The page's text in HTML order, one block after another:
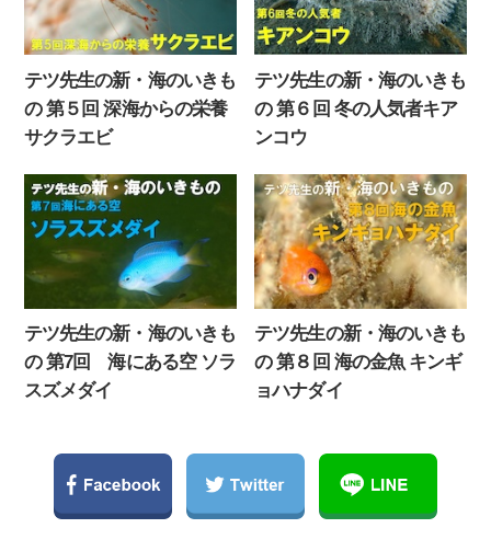
テツ先生の新・海のいきも
の 第５回 深海からの栄養
サクラエビ
テツ先生の新・海のいきも
の 第６回 冬の人気者キア
ンコウ
テツ先生の新・海のいきも
の 第7回 海にある空 ソラ
スズメダイ
テツ先生の新・海のいきも
の 第８回 海の金魚 キンギ
ョハナダイ